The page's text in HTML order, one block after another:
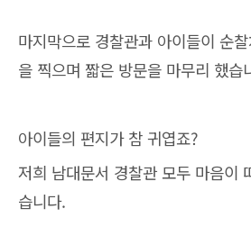
마지막으로 경찰관과 아이들이 순
을 찍으며 짧은 방문을 마무리 했습
아이들의 편지가 참 귀엽죠?
저희 남대문서 경찰관 모두 마음이
습니다.